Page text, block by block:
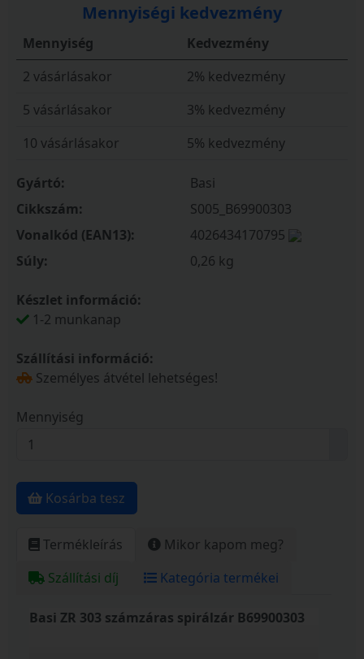
Mennyiségi kedvezmény
Mennyiség
Kedvezmény
2 vásárlásakor
2% kedvezmény
5 vásárlásakor
3% kedvezmény
10 vásárlásakor
5% kedvezmény
Gyártó:
Basi
Cikkszám:
S005_B69900303
Vonalkód (EAN13):
4026434170795
Súly:
0,26 kg
Készlet információ:
1-2 munkanap
Szállítási információ:
Személyes átvétel lehetséges!
Mennyiség
Kosárba tesz
Termékleírás
Mikor kapom meg?
Szállítási díj
Kategória termékei
Basi ZR 303 számzáras spirálzár B69900303